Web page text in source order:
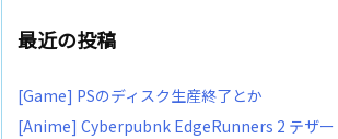
最近の投稿
[Game] PSのディスク生産終了とか
[Anime] Cyberpubnk EdgeRunners 2 テザー